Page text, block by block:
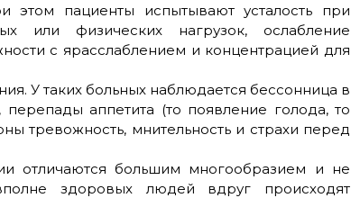
этом пациенты испытывают усталость при
или физических нагрузок, ослабление
с ярасслаблением и концентрацией для
У таких больных наблюдается бессонница в
аппетита (то появление голода, то
тревожность, мнительность и страхи перед
отличаются большим многообразием и не
здоровых людей вдруг происходят